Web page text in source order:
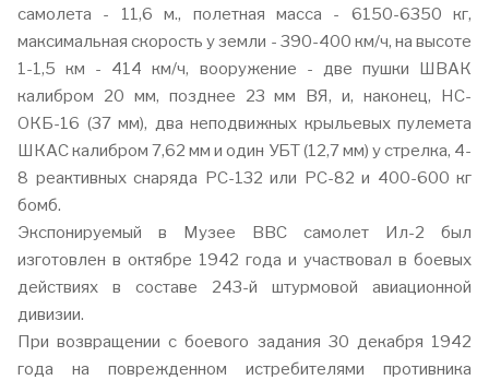
самолета - 11,6 м., полетная масса - 6150-6350 кг,
максимальная скорость у земли - 390-400 км/ч, на высоте
1-1,5 км - 414 км/ч, вооружение - две пушки ШВАК
калибром 20 мм, позднее 23 мм ВЯ, и, наконец, НС-
ОКБ-16 (37 мм), два неподвижных крыльевых пулемета
ШКАС калибром 7,62 мм и один УБТ (12,7 мм) у стрелка, 4-
8 реактивных снаряда РС-132 или РС-82 и 400-600 кг
бомб.
Экспонируемый в Музее ВВС самолет Ил-2 был
изготовлен в октябре 1942 года и участвовал в боевых
действиях в составе 243-й штурмовой авиационной
дивизии.
При возвращении с боевого задания 30 декабря 1942
года на поврежденном истребителями противника